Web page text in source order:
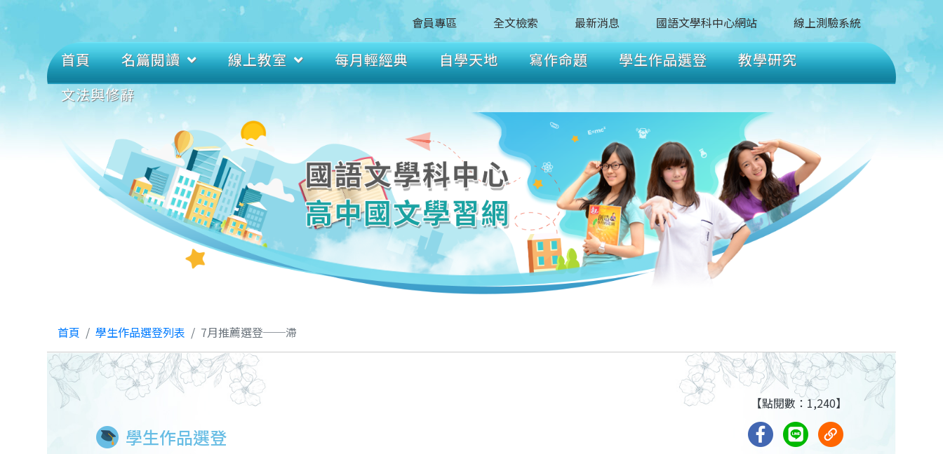
會員專區 全文檢索 最新消息 國語文學科中心網站 線上測驗系統
首頁 名篇閱讀 線上教室 每月輕經典 自學天地 寫作命題 學生作品選登
教學研究
文法與修辭
首頁 學生作品選登列表 7月推薦選登──滯
學生作品選登
【點閱數：1,240】